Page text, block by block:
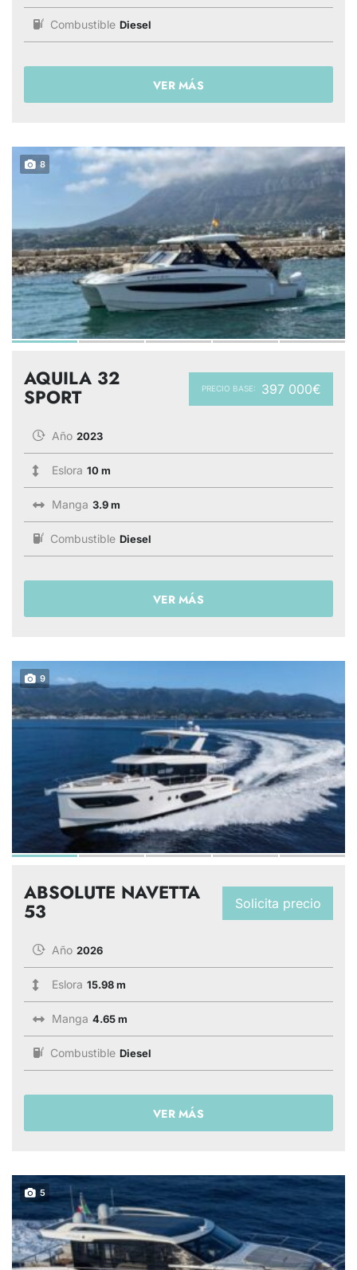
Combustible Diesel
VER MÁS
8
PRECIO BASE: 397 000€
AQUILA 32
SPORT
Año 2023
Eslora 10 m
Manga 3.9 m
Combustible Diesel
VER MÁS
9
Solicita precio
ABSOLUTE NAVETTA
53
Año 2026
Eslora 15.98 m
Manga 4.65 m
Combustible Diesel
VER MÁS
5